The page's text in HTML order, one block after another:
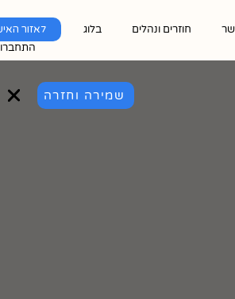
לאזור
חוזרים ונהלים בלוג
שמירה וחזרה